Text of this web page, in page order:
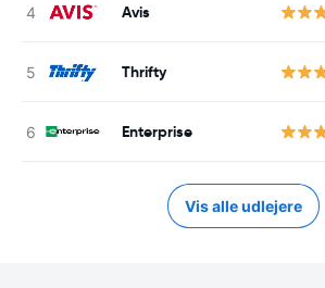
Avis
Thrifty
Enterprise
Vis alle udlejere